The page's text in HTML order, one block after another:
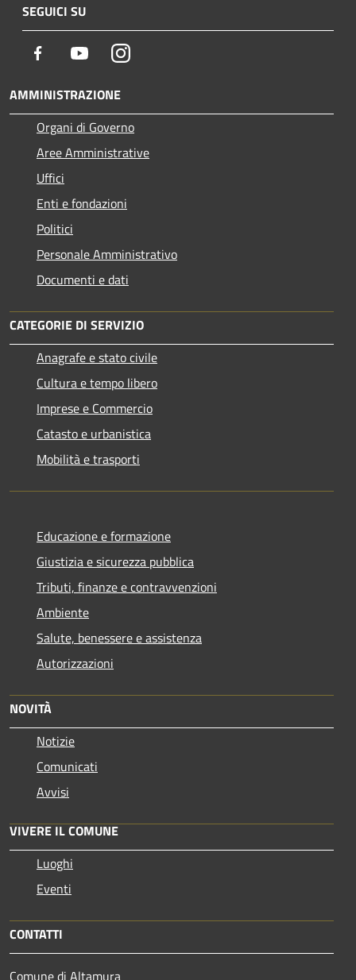
SEGUICI SU
Facebook YoutubeInstagram
AMMINISTRAZIONE
Organi di Governo
Aree Amministrative
Uffici
Enti e fondazioni
Politici
Personale Amministrativo
Documenti e dati
CATEGORIE DI SERVIZIO
Anagrafe e stato civile
Cultura e tempo libero
Imprese e Commercio
Catasto e urbanistica
Mobilità e trasporti
Educazione e formazione
Giustizia e sicurezza pubblica
Tributi, finanze e contravvenzioni
Ambiente
Salute, benessere e assistenza
Autorizzazioni
NOVITÀ
Notizie
Comunicati
Avvisi
VIVERE IL COMUNE
Luoghi
Eventi
CONTATTI
Comune di Altamura